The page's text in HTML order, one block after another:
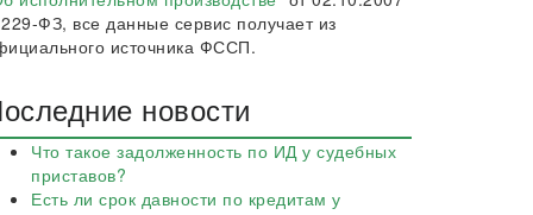
ФЗ, все данные сервис получает из
источника ФССП.
новости
Что такое задолженность по ИД у судебных
приставов?
Есть ли срок давности по кредитам у